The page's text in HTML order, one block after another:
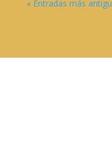
« Entradas más